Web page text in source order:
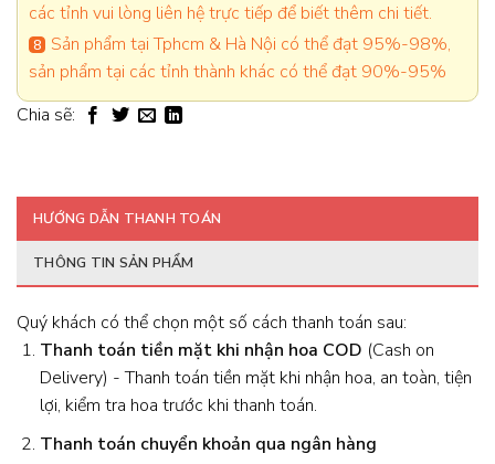
các tỉnh vui lòng liên hệ trực tiếp để biết thêm chi tiết.
Sản phẩm tại Tphcm & Hà Nội có thể đạt 95%-98%,
sản phẩm tại các tỉnh thành khác có thể đạt 90%-95%
Chia sẽ:
HƯỚNG DẪN THANH TOÁN
THÔNG TIN SẢN PHẨM
Quý khách có thể chọn một số cách thanh toán sau:
Thanh toán tiền mặt khi nhận hoa COD (Cash on
Delivery) - Thanh toán tiền mặt khi nhận hoa, an toàn, tiện
lợi, kiểm tra hoa trước khi thanh toán.
Thanh toán chuyển khoản qua ngân hàng